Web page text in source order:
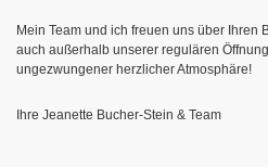
Mein Team und ich freuen uns über
auch außerhalb unserer regulären
ungezwungener herzlicher Atmosphäre!
Ihre Jeanette Bucher-Stein & Team